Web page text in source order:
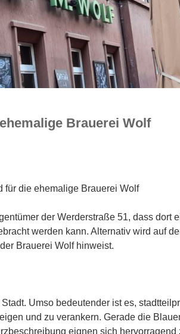
Brauerei Wolf
für die ehemalige Brauerei Wolf
der Werderstraße 51, dass dort
werden kann. Alternativ wird auf
Brauerei Wolf hinweist.
Umso bedeutender ist es,
und zu verankern. Gerade die
eignen sich hervorragend